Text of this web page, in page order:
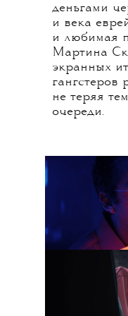
деньгами
и века
и любимая
Мартина
экранных
гангстеров
не теряя
очереди.